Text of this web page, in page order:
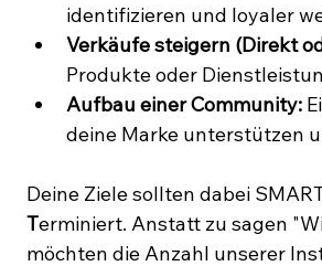
identifizieren und loyaler
Verkäufe steigern (Direkt
Produkte oder
Aufbau einer Community:
deine Marke unterstützen
Deine Ziele sollten dabei
Terminiert. Anstatt zu sagen
möchten die Anzahl unserer